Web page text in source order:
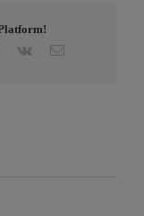
Pinterest
Vk E-